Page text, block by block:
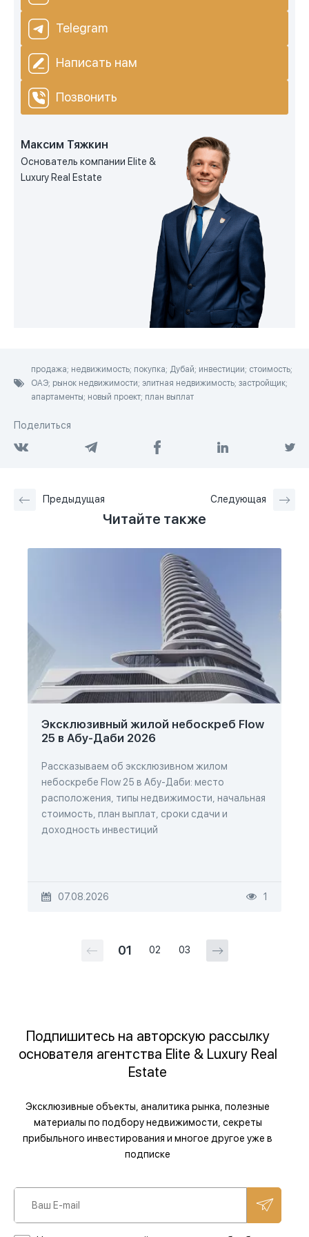
Telegram
Написать нам
Позвонить
Максим Тяжкин
Основатель компании Elite &
Luxury Real Estate
продажа; недвижимость; покупка; Дубай; инвестиции; стоимость;
ОАЭ; рынок недвижимости; элитная недвижимость; застройщик;
апартаменты; новый проект; план выплат
Поделиться
Предыдущая Следующая
Читайте также
Эксклюзивный жилой небоскреб Flow
25 в Абу-Даби 2026
Рассказываем об эксклюзивном жилом
небоскребе Flow 25 в Абу-Даби: место
расположения, типы недвижимости, начальная
стоимость, план выплат, сроки сдачи и
доходность инвестиций
07.08.2026 1
01 02 03
Подпишитесь на авторскую рассылку
основателя агентства Elite & Luxury Real
Estate
Эксклюзивные объекты, аналитика рынка, полезные
материалы по подбору недвижимости, секреты
прибыльного инвестирования и многое другое уже в
подписке